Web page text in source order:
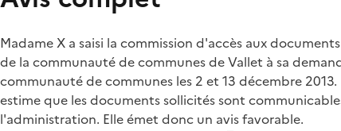
Madame X a saisi la commission d'accès aux
de la communauté de communes de Vallet à sa
communauté de communes les 2 et 13 décembre
estime que les documents sollicités sont
l'administration. Elle émet donc un avis favorable.